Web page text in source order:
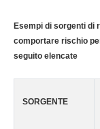
Esempi di sorgenti di
comportare rischio
seguito elencate
SORGENTE